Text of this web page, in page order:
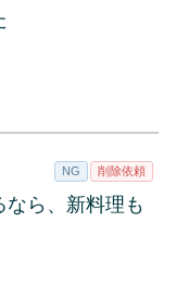
NG 削除依頼
ら、新料理も